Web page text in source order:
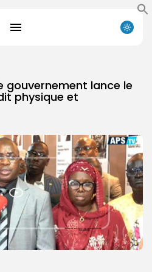
gouvernement lance le
physique et